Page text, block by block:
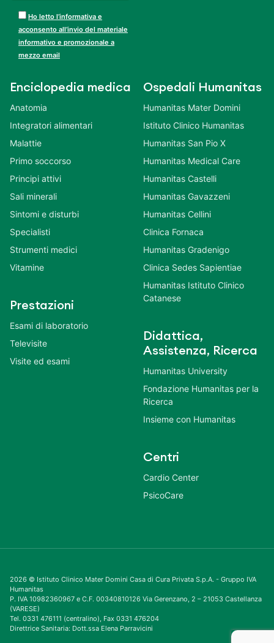
Ho letto l’informativa e
acconsento all’invio del materiale
informativo e promozionale a
mezzo email
Enciclopedia medica
Anatomia
Integratori alimentari
Malattie
Primo soccorso
Principi attivi
Sali minerali
Sintomi e disturbi
Specialisti
Strumenti medici
Vitamine
Prestazioni
Esami di laboratorio
Televisite
Visite ed esami
Ospedali Humanitas
Humanitas Mater Domini
Istituto Clinico Humanitas
Humanitas San Pio X
Humanitas Medical Care
Humanitas Castelli
Humanitas Gavazzeni
Humanitas Cellini
Clinica Fornaca
Humanitas Gradenigo
Clinica Sedes Sapientiae
Humanitas Istituto Clinico
Catanese
Didattica,
Assistenza, Ricerca
Humanitas University
Fondazione Humanitas per la
Ricerca
Insieme con Humanitas
Centri
Cardio Center
PsicoCare
2026 © Istituto Clinico Mater Domini Casa di Cura Privata S.p.A. - Gruppo IVA
Humanitas
P. IVA 10982360967 e C.F. 00340810126 Via Gerenzano, 2 – 21053 Castellanza
(VARESE)
Tel. 0331 476111 (centralino), Fax 0331 476204
Direttrice Sanitaria: Dott.ssa Elena Parravicini